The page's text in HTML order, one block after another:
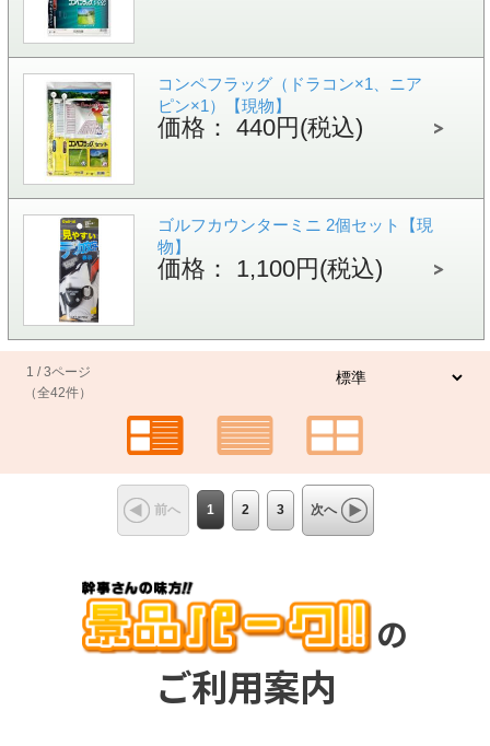
コンペフラッグ（ドラコン×1、ニア
ピン×1）【現物】
価格： 440円(税込)
ゴルフカウンターミニ 2個セット【現
物】
価格： 1,100円(税込)
1 / 3ページ
（全42件）
前へ 1 2 3 次へ
の
ご利用案内